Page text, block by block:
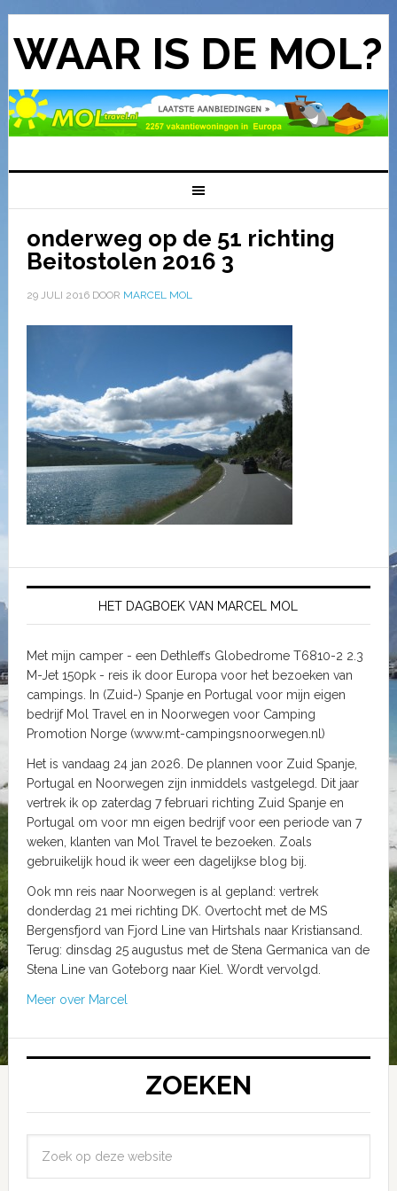
WAAR IS DE MOL?
onderweg op de 51 richting
Beitostolen 2016 3
29 JULI 2016DOOR MARCEL MOL
HET DAGBOEK VAN MARCEL MOL
Met mijn camper - een Dethleffs Globedrome T6810-2 2.3
M-Jet 150pk - reis ik door Europa voor het bezoeken van
campings. In (Zuid-) Spanje en Portugal voor mijn eigen
bedrijf Mol Travel en in Noorwegen voor Camping
Promotion Norge (www.mt-campingsnoorwegen.nl)
Het is vandaag 24 jan 2026. De plannen voor Zuid Spanje,
Portugal en Noorwegen zijn inmiddels vastgelegd. Dit jaar
vertrek ik op zaterdag 7 februari richting Zuid Spanje en
Portugal om voor mn eigen bedrijf voor een periode van 7
weken, klanten van Mol Travel te bezoeken. Zoals
gebruikelijk houd ik weer een dagelijkse blog bij.
Ook mn reis naar Noorwegen is al gepland: vertrek
donderdag 21 mei richting DK. Overtocht met de MS
Bergensfjord van Fjord Line van Hirtshals naar Kristiansand.
Terug: dinsdag 25 augustus met de Stena Germanica van de
Stena Line van Goteborg naar Kiel. Wordt vervolgd.
Meer over Marcel
ZOEKEN